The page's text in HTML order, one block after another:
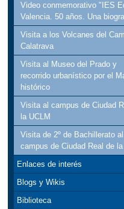
Video conmemorativo "IES
Valencia. 50 años. Una
Visita a los Volcanes del
Calatrava
Visita al Museo del Prado y
recorrido urbanístico por el
histórico
Visita al campus de Ciudad
la UCLM
Visita de 2º de Bachillerato al
campus de Ciudad Real de la
Enlaces de interés
Blogs y Wikis
Biblioteca